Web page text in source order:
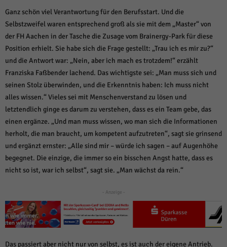
Ganz schön viel Verantwortung für den Berufsstart. Und die
Selbstzweifel waren entsprechend groß als sie mit dem „Master“ von
der FH Aachen in der Tasche die Zusage vom Brainergy-Park für diese
Position erhielt. Sie habe sich die Frage gestellt: „Trau ich es mir zu?“
und die Antwort war: „Nein, aber ich mach es trotzdem!“ erzählt
Franziska Faßbender lachend. Das wichtigste sei: „Man muss sich und
seinen Stolz überwinden, und die Erkenntnis haben: Ich muss nicht
alles wissen.“ Vieles sei mit Menschenverstand zu lösen und
letztendlich ginge es darum zu verstehen, dass es ein Team gebe, das
einen ergänze. „Und man muss wissen, wo man sich die Informationen
herholt, die man braucht, um kompetent aufzutreten“, sagt sie grinsend
und ergänzt ernster: „Alle sind mir – würde ich sagen – auf Augenhöhe
begegnet. Die einzige, die immer so ein bisschen Angst hatte, dass es
nicht so ist, war ich selbst“, sagt sie. „Man wächst da rein.“
- Anzeige -
Das passiert aber nicht nur von selbst, es ist auch der eigene Antrieb.